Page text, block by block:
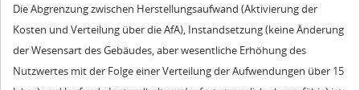
Die Abgrenzung zwischen Herstellungsaufwand (Aktivierung der
Kosten und Verteilung über die AfA), Instandsetzung (keine Änderung
der Wesensart des Gebäudes, aber wesentliche Erhöhung des
Nutzwertes mit der Folge einer Verteilung der Aufwendungen über 15